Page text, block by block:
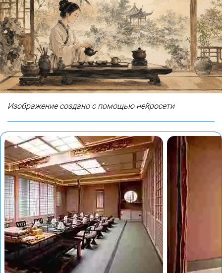
Изображение создано с помощью нейросети